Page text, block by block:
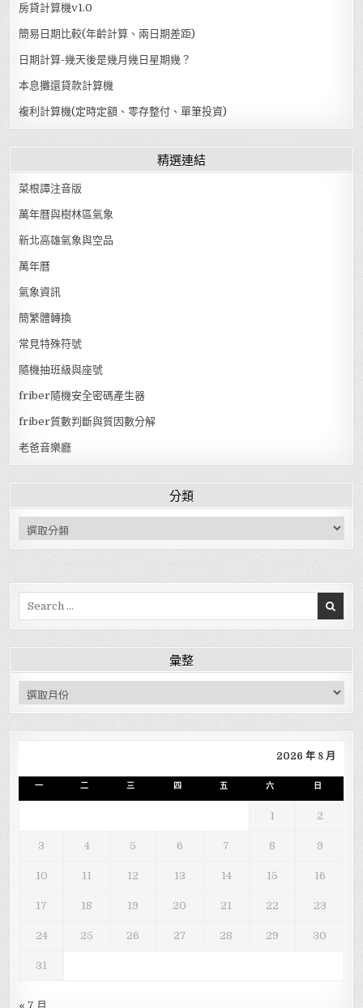
房貸計算機v1.0
簡易日期比較(年齡計算、兩日期差距)
日期計算-幾天後是幾月幾日星期幾？
本息攤還貸款計算機
複利計算機(定時定額、零存整付、單筆投資)
精選連結
菜根譚注音版
萬年曆與樹林區氣象
新北高雄氣象與空品
萬年曆
氣象資訊
簡繁體轉換
常見特殊符號
隨機抽班級與座號
friber隨機安全密碼產生器
friber質數判斷與質因數分解
老爸音樂廳
分類
分類
Search for:
彙整
彙整
2026 年 8 月
一 二 三 四 五 六 日
1 2
3 4 5 6 7 8 9
10 11 12 13 14 15 16
17 18 19 20 21 22 23
24 25 26 27 28 29 30
31
« 7 月